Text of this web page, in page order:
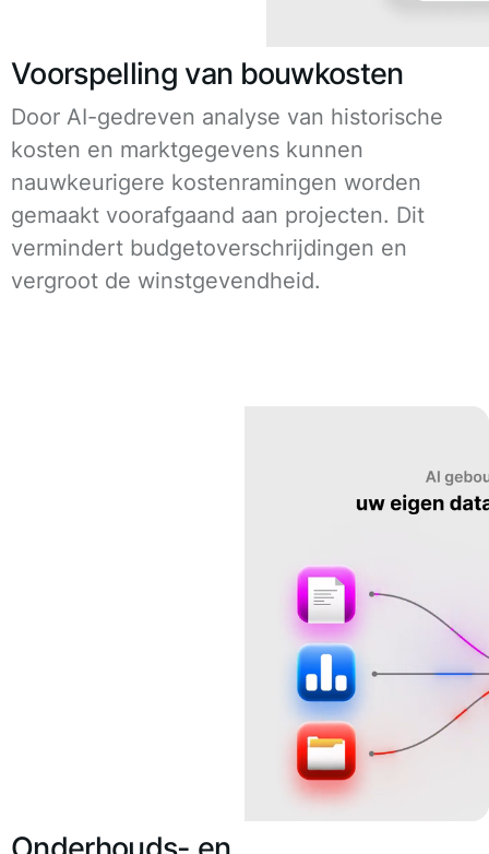
Voorspelling van bouwkosten
Door AI-gedreven analyse van historische
kosten en marktgegevens kunnen
nauwkeurigere kostenramingen worden
gemaakt voorafgaand aan projecten. Dit
vermindert budgetoverschrijdingen en
vergroot de winstgevendheid.